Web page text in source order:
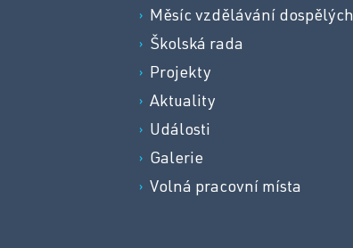
Měsíc vzdělávání dospělých
Školská rada
Projekty
Aktuality
Události
Galerie
Volná pracovní místa